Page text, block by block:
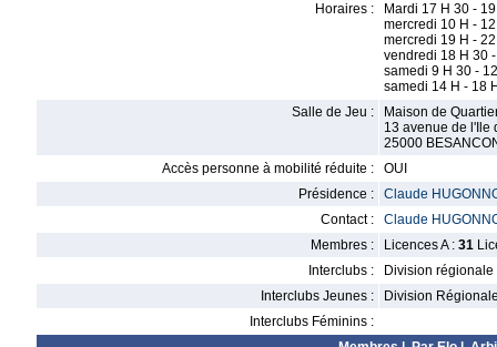
Horaires :
Mardi 17 H 30 -
mercredi 10 H -
mercredi 19 H -
vendredi 18 H 30
samedi 9 H 30 -
samedi 14 H - 18
Salle de Jeu :
Maison de
13 avenue de l'Ile
25000
Accès personne à mobilité réduite :
OUI
Présidence :
Claude
Contact :
Claude
Membres :
Licences A : 31
Interclubs :
Division régionale
Interclubs Jeunes :
Division
Interclubs Féminins :